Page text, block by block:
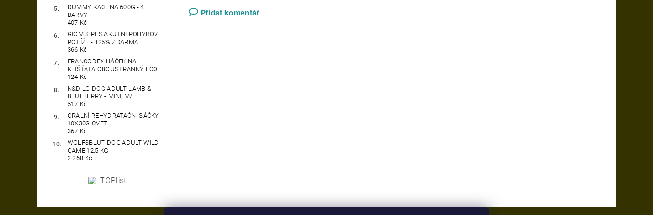
DUMMY KACHNA 600G - 4
BARVY
407 Kč
GIOM S PES AKUTNÍ POHYBOVÉ
POTÍŽE - +25% ZDARMA
366 Kč
FRANCODEX HÁČEK NA
KLÍŠŤATA OBOUSTRANNÝ ECO
124 Kč
N&D LG DOG ADULT LAMB &
BLUEBERRY - MINI, M/L
517 Kč
ORÁLNÍ REHYDRATAČNÍ SÁČKY
10X30G CVET
367 Kč
WOLFSBLUT DOG ADULT WILD
GAME 12,5 KG
2 268 Kč
Přidat komentář